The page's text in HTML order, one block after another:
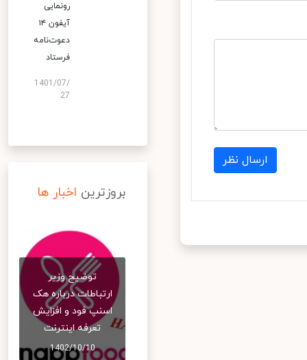
ارسال نظر
رونمایی
آیفون ۱۴
دعوت‌نامه
فرستاد
1401/07/
27
بروزترین اخبار ها
توضیح وزیر
ارتباطات درباره هک
اسنپ‌ فود و افزایش
تعرفه اینترنت
1402/10/10